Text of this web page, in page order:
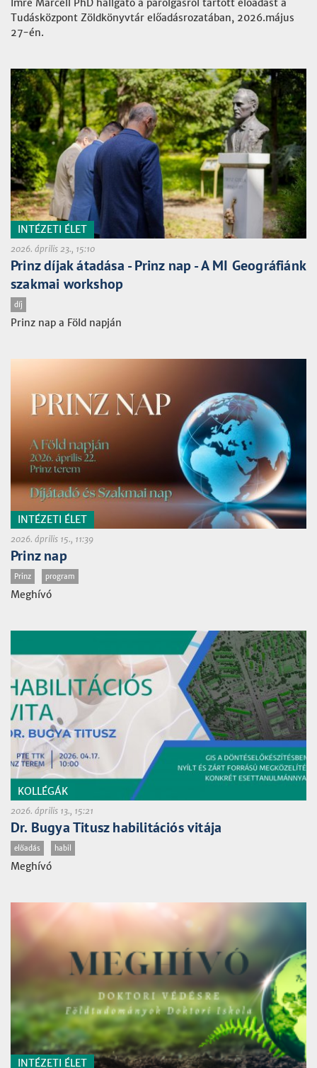
Imre Marcell PhD hallgató a párolgásról tartott előadást a
Tudásközpont Zöldkönyvtár előadásrozatában, 2026.május
27-én.
INTÉZETI ÉLET
2026. április 23., 15:10
Prinz díjak átadása - Prinz nap - A MI Geográfiánk
szakmai workshop
díj
Prinz nap a Föld napján
INTÉZETI ÉLET
2026. április 15., 11:39
Prinz nap
Prinz program
Meghívó
KOLLÉGÁK
2026. április 13., 15:21
Dr. Bugya Titusz habilitációs vitája
előadás habil
Meghívó
INTÉZETI ÉLET